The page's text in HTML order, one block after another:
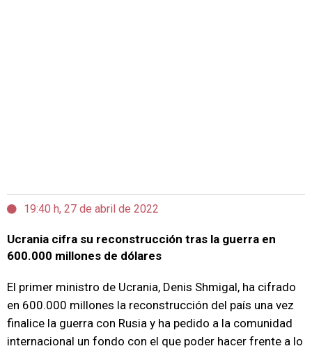
19:40 h, 27 de abril de 2022
Ucrania cifra su reconstrucción tras la guerra en
600.000 millones de dólares
El primer ministro de Ucrania, Denis Shmigal, ha cifrado
en 600.000 millones la reconstrucción del país una vez
finalice la guerra con Rusia y ha pedido a la comunidad
internacional un fondo con el que poder hacer frente a lo